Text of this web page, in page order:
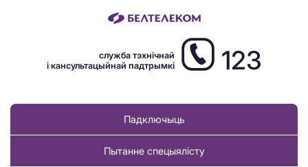
служба тэхнічнай
і кансультацыйнай падтрымкі
123
Падключыць
Пытанне спецыялісту